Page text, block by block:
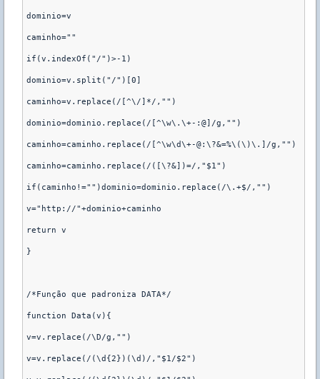
dominio=v
caminho=""
if(v.indexOf("/")>-1)
dominio=v.split("/")[0]
caminho=v.replace(/[^\/]*/,"")
dominio=dominio.replace(/[^\w\.\+-:@]/g,"")
caminho=caminho.replace(/[^\w\d\+-@:\?&=%\(\)\.]/g,"")
caminho=caminho.replace(/([\?&])=/,"$1")
if(caminho!="")dominio=dominio.replace(/\.+$/,"")
v="http://"+dominio+caminho
return v
}
/*Função que padroniza DATA*/
function Data(v){
v=v.replace(/\D/g,"")
v=v.replace(/(\d{2})(\d)/,"$1/$2")